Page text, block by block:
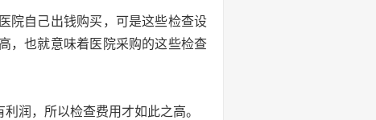
院自己出钱购买，可是这些检查设
，也就意味着医院采购的这些检查
润，所以检查费用才如此之高。